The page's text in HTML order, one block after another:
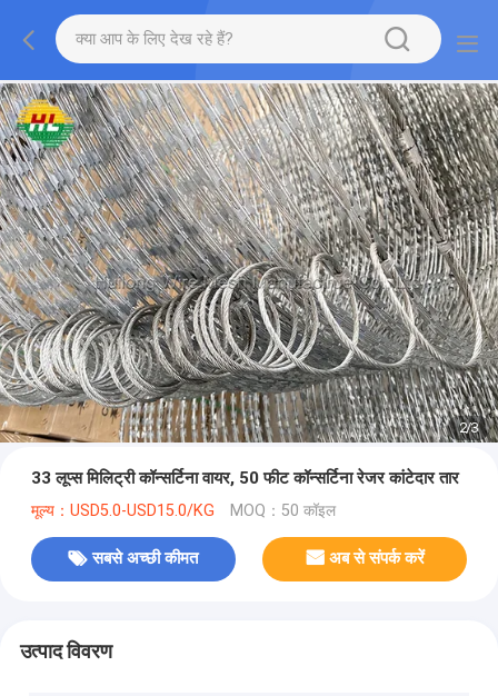
2/3
33 लूप्स मिलिट्री कॉन्सर्टिना वायर, 50 फीट कॉन्सर्टिना रेजर कांटेदार तार
मूल्य：USD5.0-USD15.0/KG MOQ：50 कॉइल
सबसे अच्छी कीमत अब से संपर्क करें
उत्पाद विवरण